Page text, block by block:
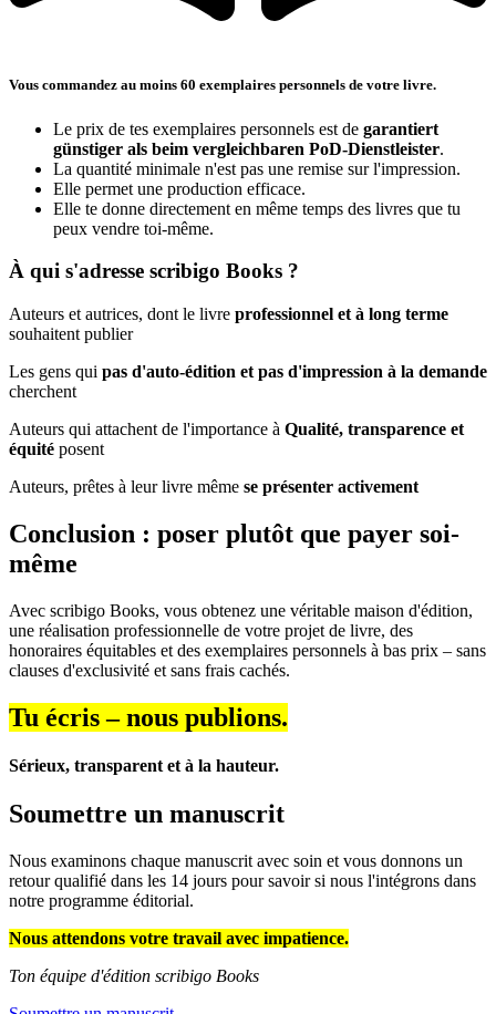
Vous commandez au moins 60 exemplaires personnels de votre livre.
Le prix de tes exemplaires personnels est de garantiert
günstiger als beim vergleichbaren PoD-Dienstleister.
La quantité minimale n'est pas une remise sur l'impression.
Elle permet une production efficace.
Elle te donne directement en même temps des livres que tu
peux vendre toi-même.
À qui s'adresse scribigo Books ?
Auteurs et autrices, dont le livre professionnel et à long terme
souhaitent publier
Les gens qui pas d'auto-édition et pas d'impression à la demande
cherchent
Auteurs qui attachent de l'importance à Qualité, transparence et
équité posent
Auteurs, prêtes à leur livre même se présenter activement
Conclusion : poser plutôt que payer soi-
même
Avec scribigo Books, vous obtenez une véritable maison d'édition,
une réalisation professionnelle de votre projet de livre, des
honoraires équitables et des exemplaires personnels à bas prix – sans
clauses d'exclusivité et sans frais cachés.
Tu écris – nous publions.
Sérieux, transparent et à la hauteur.
Soumettre un manuscrit
Nous examinons chaque manuscrit avec soin et vous donnons un
retour qualifié dans les 14 jours pour savoir si nous l'intégrons dans
notre programme éditorial.
Nous attendons votre travail avec impatience.
Ton équipe d'édition scribigo Books